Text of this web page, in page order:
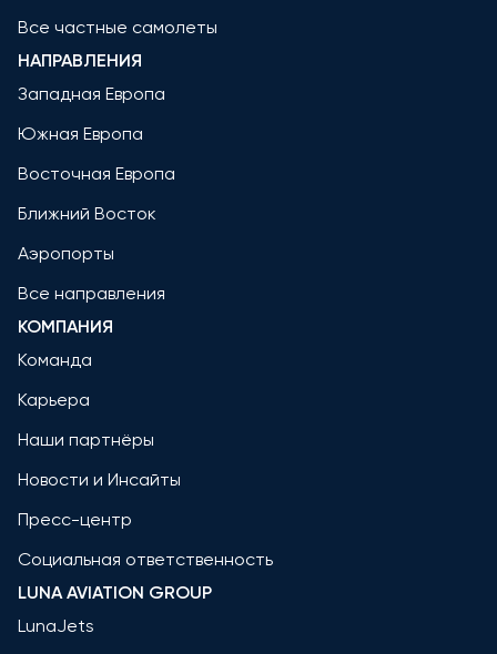
Все частные самолеты
НАПРАВЛЕНИЯ
Западная Европа
Южная Европа
Восточная Европа
Ближний Восток
Аэропорты
Все направления
КОМПАНИЯ
Команда
Карьера
Наши партнёры
Новости и Инсайты
Пресс-центр
Социальная ответственность
LUNA AVIATION GROUP
LunaJets